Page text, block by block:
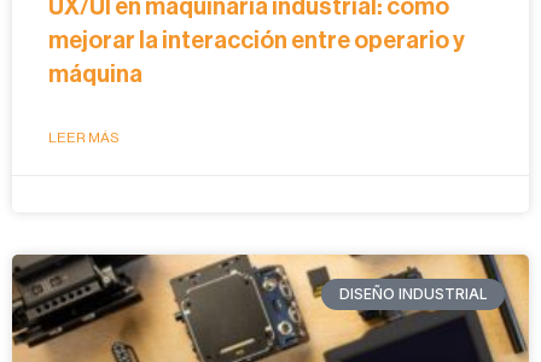
UX/UI en maquinaria industrial: cómo
mejorar la interacción entre operario y
máquina
LEER MÁS
DISEÑO INDUSTRIAL